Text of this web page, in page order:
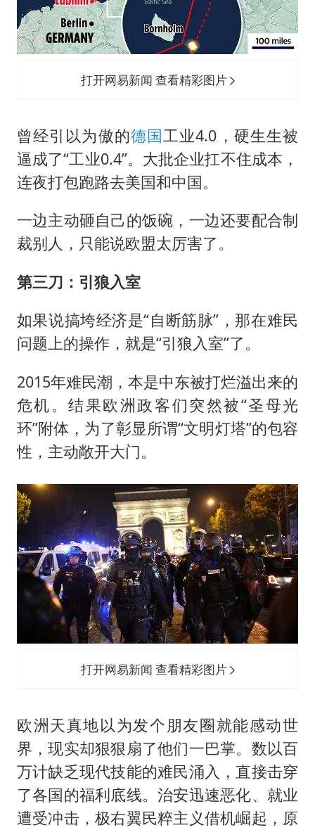
打开网易新闻 查看精彩图片
曾经引以为傲的德国工业4.0，硬生生被
逼成了“工业0.4”。大批企业扛不住成本，
连夜打包跑路去美国和中国。
一边主动砸自己的饭碗，一边还要配合制
裁别人，只能说欧盟太厉害了。
第三刀：引狼入室
如果说搞垮经济是“自断筋脉”，那在难民
问题上的操作，就是“引狼入室”了。
2015年难民潮，本是中东被打烂溢出来的
危机。结果欧洲政客们突然被“圣母光
环”附体，为了彰显所谓“文明灯塔”的包容
性，主动敞开大门。
打开网易新闻 查看精彩图片
欧洲天真地以为发个朋友圈就能感动世
界，现实却狠狠扇了他们一巴掌。数以百
万计缺乏现代技能的难民涌入，直接击穿
了各国的福利底线。治安迅速恶化、就业
遭受冲击，极右翼民粹主义借机崛起，原